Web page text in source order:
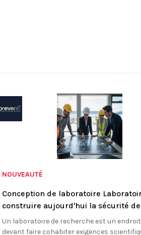
NOUVEAUTÉ
Conception de laboratoire
construire aujourd'hui la sécurité
Un laboratoire de recherche est un
devant faire cohabiter exigences